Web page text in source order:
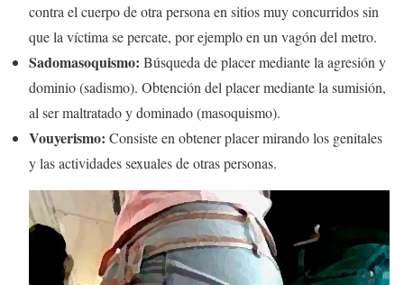
contra el cuerpo de otra persona en sitios muy concurridos sin
que la víctima se percate, por ejemplo en un vagón del metro.
Sadomasoquismo: Búsqueda de placer mediante la agresión y
dominio (sadismo). Obtención del placer mediante la sumisión,
al ser maltratado y dominado (masoquismo).
Vouyerismo: Consiste en obtener placer mirando los genitales
y las actividades sexuales de otras personas.